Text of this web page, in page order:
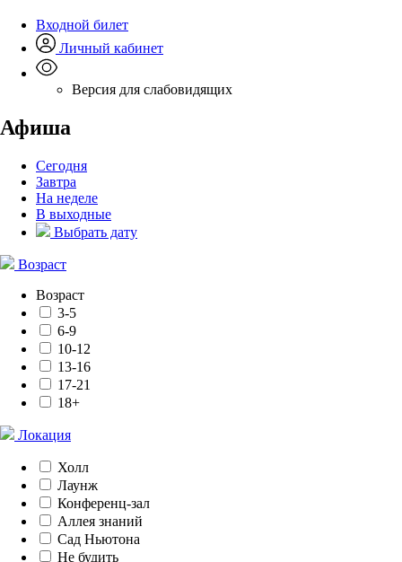
Входной билет
Личный кабинет
Версия для слабовидящих
Афиша
Сегодня
Завтра
На неделе
В выходные
Выбрать дату
Возраст
Возраст
3-5
6-9
10-12
13-16
17-21
18+
Локация
Холл
Лаунж
Конференц-зал
Аллея знаний
Сад Ньютона
Не будить